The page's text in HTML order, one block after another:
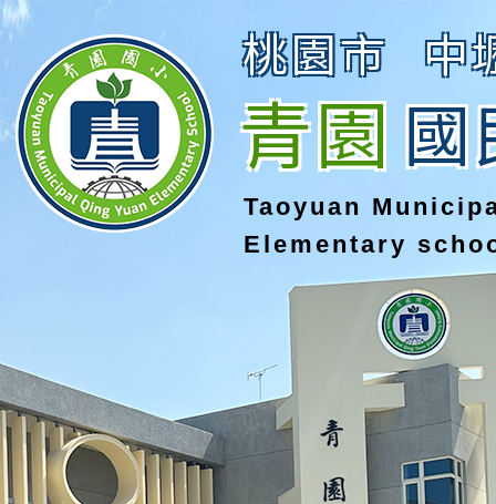
桃園市 中
青園國
Taoyuan
Elementary